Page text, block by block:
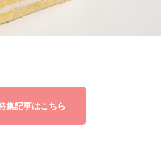
集記事はこちら